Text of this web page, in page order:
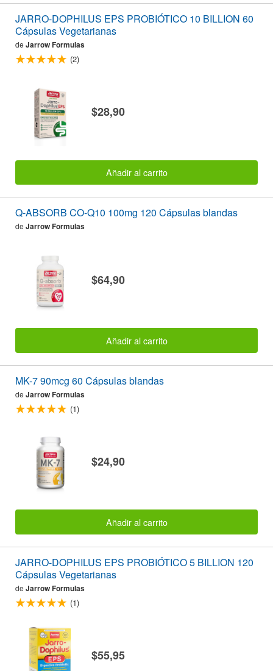
JARRO-DOPHILUS EPS PROBIÓTICO 10 BILLION 60
Cápsulas Vegetarianas
de Jarrow Formulas
(2)
$28,90
Añadir al carrito
Q-ABSORB CO-Q10 100mg 120 Cápsulas blandas
de Jarrow Formulas
$64,90
Añadir al carrito
MK-7 90mcg 60 Cápsulas blandas
de Jarrow Formulas
(1)
$24,90
Añadir al carrito
JARRO-DOPHILUS EPS PROBIÓTICO 5 BILLION 120
Cápsulas Vegetarianas
de Jarrow Formulas
(1)
$55,95